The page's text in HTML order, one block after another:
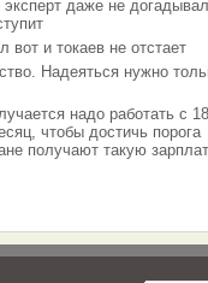
даже не
вот и токаев не отстает
Надеяться нужно
надо работать с
чтобы достичь порога
получают такую